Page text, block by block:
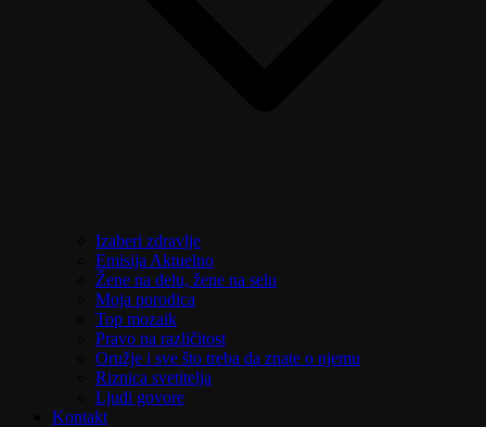
Izaberi zdravlje
Emisija Aktuelno
Žene na delu, žene na selu
Moja porodica
Top mozaik
Pravo na različitost
Oružje i sve što treba da znate o njemu
Riznica svetitelja
Ljudi govore
Kontakt